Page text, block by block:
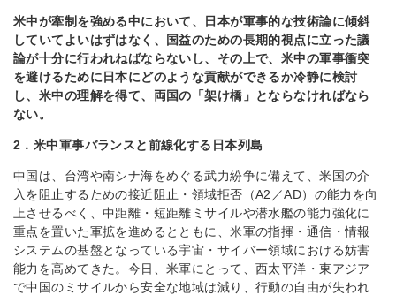
米中が牽制を強める中において、日本が軍事的な技術論に傾斜
していてよいはずはなく、国益のための長期的視点に立った議
論が十分に行われねばならないし、その上で、米中の軍事衝突
を避けるために日本にどのような貢献ができるか冷静に検討
し、米中の理解を得て、両国の「架け橋」とならなければなら
ない。
2．米中軍事バランスと前線化する日本列島
中国は、台湾や南シナ海をめぐる武力紛争に備えて、米国の介
入を阻止するための接近阻止・領域拒否（A2／AD）の能力を向
上させるべく、中距離・短距離ミサイルや潜水艦の能力強化に
重点を置いた軍拡を進めるとともに、米軍の指揮・通信・情報
システムの基盤となっている宇宙・サイバー領域における妨害
能力を高めてきた。今日、米軍にとって、西太平洋・東アジア
で中国のミサイルから安全な地域は減り、行動の自由が失われ